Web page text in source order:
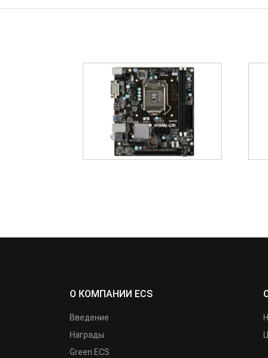
О КОМПАНИИ ECS
Введение
Награды
Green ECS